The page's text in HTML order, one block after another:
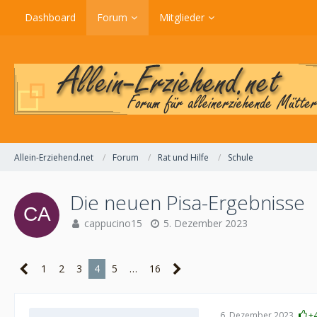
Dashboard Forum Mitglieder
Allein-Erziehend.net Forum Rat und Hilfe Schule
Die neuen Pisa-Ergebnisse
cappucino15 5. Dezember 2023
1 2 3 4 5 … 16